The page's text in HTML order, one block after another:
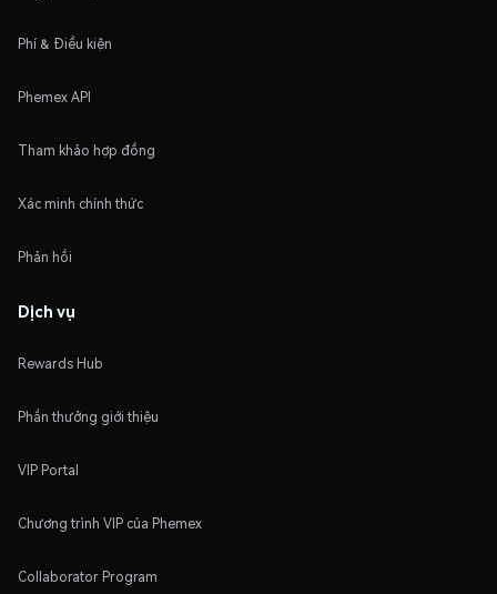
Phí & Điều kiện
Phemex API
Tham khảo hợp đồng
Xác minh chính thức
Phản hồi
Dịch vụ
Rewards Hub
Phần thưởng giới thiệu
VIP Portal
Chương trình VIP của Phemex
Collaborator Program